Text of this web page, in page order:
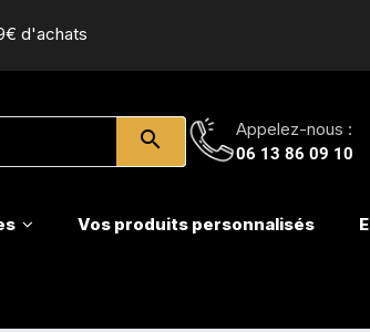
d'achats
search Appelez-nous :
06 13 86 09 10
Vos produits personnalisés